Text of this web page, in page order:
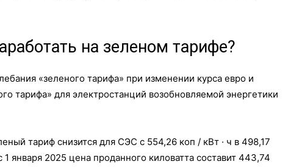
на зеленом тарифе?
«зеленого тарифа» при изменении курса евро и
тарифа» для электростанций возобновляемой энергетики
тариф снизится для СЭС с 554,26 коп / кВт · ч в 498,17
января 2025 цена проданного киловатта составит 443,74